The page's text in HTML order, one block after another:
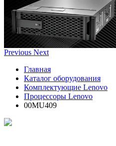
Previous Next
Главная
Каталог оборудования
Комплектующие Lenovo
Процессоры Lenovo
00MU409